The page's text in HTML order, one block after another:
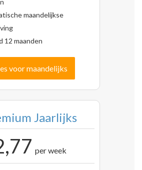
maandelijkse
12 maanden
voor maandelijks
Jaarlijks
per week